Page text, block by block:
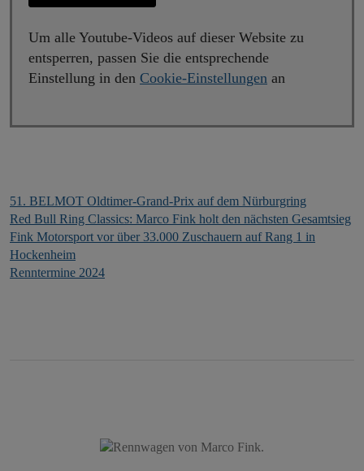
in Ihrem YouTube-Account eingeloggt sind, kann
YouTube Ihr Surfverhalten Ihnen persönlich
zuzuordnen. Dies verhindern Sie, indem Sie sich
vorher aus Ihrem YouTube-Account ausloggen.
Anbieter Cookies ein, die Hinweise über das
Wer das Speichern von Cookies für das Google-
Ads-Programm deaktiviert hat, wird auch beim
Anschauen von YouTube-Videos mit keinen
solchen Cookies rechnen müssen. YouTube legt
aber auch in anderen Cookies nicht-
https://policies.google.com/privacy?hl=de&gl=de
Um alle Youtube-Videos auf dieser Website zu
entsperren, passen Sie die entsprechende
Einstellung in den Cookie-Einstellungen an
51. BELMOT Oldtimer-Grand-Prix auf dem Nürburgring
Red Bull Ring Classics: Marco Fink holt den nächsten Gesamtsieg
Fink Motorsport vor über 33.000 Zuschauern auf Rang 1 in
Hockenheim
Renntermine 2024